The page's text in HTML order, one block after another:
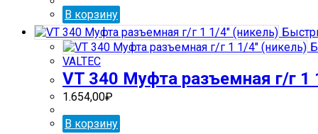
В корзину
VALTEC
VT 340 Муфта разъемная г/г 1
1.654,00₽
В корзину